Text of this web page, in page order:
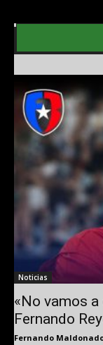
Noticias
«No vamos
Fernando
Fernando